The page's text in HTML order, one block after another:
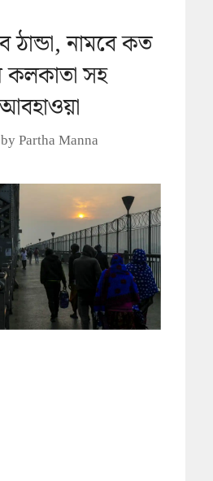
ঠান্ডা, নামবে কত
কলকাতা সহ
byPartha Manna